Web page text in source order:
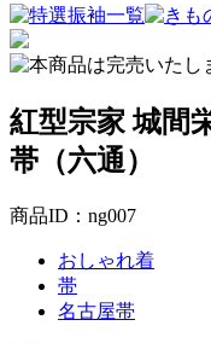
紅型宗家 城間
帯（六通）
商品ID：ng007
おしゃれ着
帯
名古屋帯